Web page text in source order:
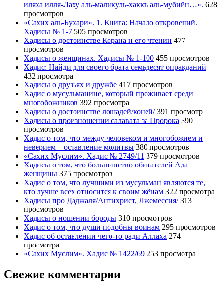
иляха илля-Лаху аль-маликуль-хаккъ аль-мубийн…». 628
просмотров
«Сахих аль-Бухари». 1. Книга: Начало откровений.
Хадисы № 1-7 505 просмотров
Хадисы о достоинстве Корана и его чтении 477
просмотров
Хадисы о женщинах. Хадисы № 1-100 455 просмотров
Хадис: Найди для своего брата семьдесят оправданий
432 просмотра
Хадисы о друзьях и дружбе 417 просмотров
Хадис о мусульманине, который проживает среди
многобожников 392 просмотра
Хадисы о достоинстве лошадей/коней/ 391 просмотр
Хадисы о произношении салавата за Пророка 390
просмотров
Хадис о том, что между человеком и многобожием и
неверием – оставление молитвы 380 просмотров
«Сахих Муслим». Хадис № 2749/11 379 просмотров
Хадисы о том, что большинство обитателей Ада −
женщины 375 просмотров
Хадис о том, что лучшими из мусульман являются те,
кто лучше всех относится к своим жёнам 322 просмотра
Хадисы про Даджаля/Антихрист, Лжемессия/ 313
просмотров
Хадисы о ношении бороды 310 просмотров
Хадис о том, что души подобны воинам 295 просмотров
Хадис об оставлении чего-то ради Аллаха 274
просмотра
«Сахих Муслим». Хадис № 1422/69 253 просмотра
Свежие комментарии